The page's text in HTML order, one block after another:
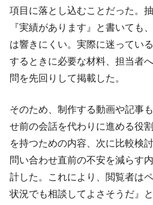
項目に落とし込むことだった。
『実績があります』と書いても
は響きにくい。実際に迷ってい
するときに必要な材料、担当者
問を先回りして掲載した。
そのため、制作する動画や記事
せ前の会話を代わりに進める役
を持つための内容、次に比較検
問い合わせ直前の不安を減らす
計した。これにより、閲覧者は
状況でも相談してよさそうだ』